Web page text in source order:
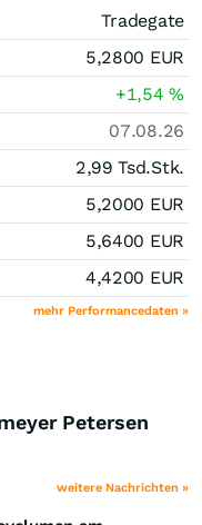
Tradegate
5,2800 EUR
+1,54%
07.08.26
2,99 Tsd.Stk.
5,2000 EUR
5,6400 EUR
4,4200 EUR
mehr Performancedaten »
Petersen
weitere Nachrichten »